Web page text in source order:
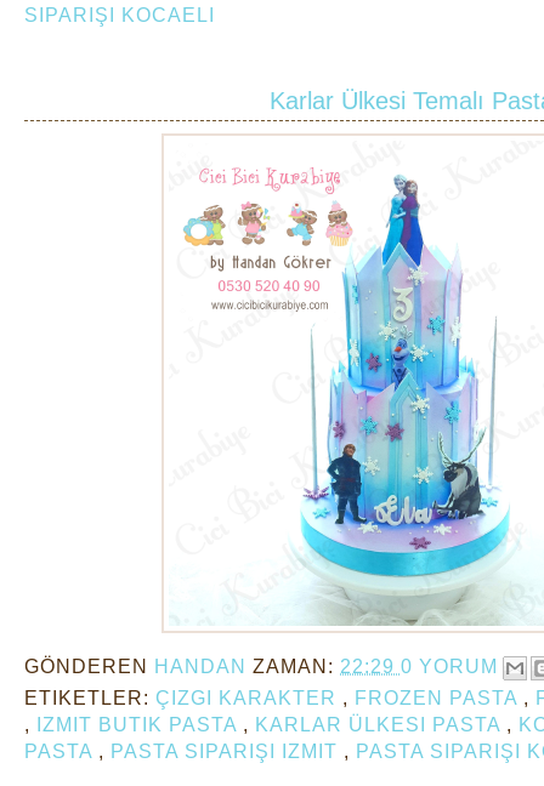
SIPARIŞI KOCAELI
Karlar Ülkesi Temalı
GÖNDEREN HANDAN ZAMAN: 22:29 0 YORUM
ETIKETLER: ÇIZGI KARAKTER , FROZEN PASTA ,
,
IZMIT BUTIK PASTA , KARLAR ÜLKESI PASTA ,
PASTA , PASTA SIPARIŞI IZMIT , PASTA SIPARIŞI